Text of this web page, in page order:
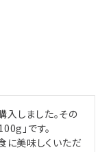
入しました。その
」です。
に美味しくいただ